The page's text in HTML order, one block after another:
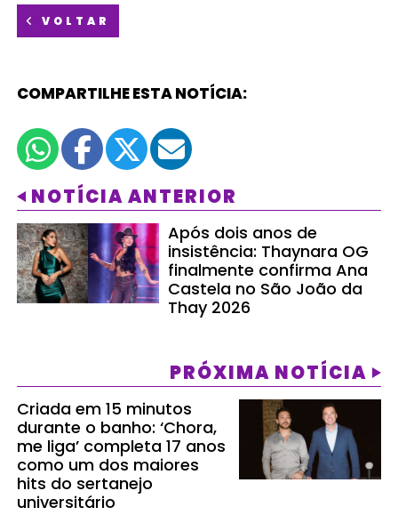
VOLTAR
COMPARTILHE ESTA NOTÍCIA:
NOTÍCIA ANTERIOR
Após dois anos de
insistência: Thaynara OG
finalmente confirma Ana
Castela no São João da
Thay 2026
PRÓXIMA NOTÍCIA
Criada em 15 minutos
durante o banho: ‘Chora,
me liga’ completa 17 anos
como um dos maiores
hits do sertanejo
universitário